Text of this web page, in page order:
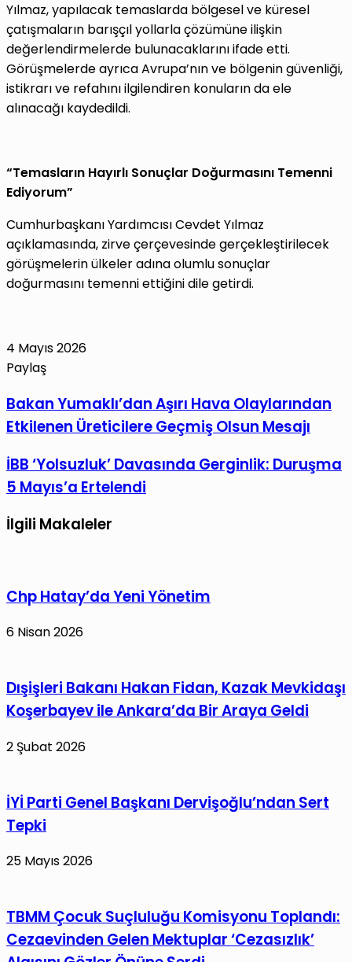
Yılmaz, yapılacak temaslarda bölgesel ve küresel
çatışmaların barışçıl yollarla çözümüne ilişkin
değerlendirmelerde bulunacaklarını ifade etti.
Görüşmelerde ayrıca Avrupa’nın ve bölgenin güvenliği,
istikrarı ve refahını ilgilendiren konuların da ele
alınacağı kaydedildi.
“Temasların Hayırlı Sonuçlar Doğurmasını Temenni
Ediyorum”
Cumhurbaşkanı Yardımcısı Cevdet Yılmaz
açıklamasında, zirve çerçevesinde gerçekleştirilecek
görüşmelerin ülkeler adına olumlu sonuçlar
doğurmasını temenni ettiğini dile getirdi.
4 Mayıs 2026
Paylaş
Posta
ile
Bakan
Yumaklı’dan
Hava
Olaylarından
Etkilenen
Üreticilere
Geçmiş
Bakan Yumaklı’dan Aşırı Hava Olaylarından
Etkilenen Üreticilere Geçmiş Olsun Mesajı
İBB
‘Yolsuzluk’
Davasında
Gerginlik:
Ertelendi
İBB ‘Yolsuzluk’ Davasında Gerginlik: Duruşma
5 Mayıs’a Ertelendi
İlgili Makaleler
Chp Hatay’da Yeni Yönetim
6 Nisan 2026
Dışişleri Bakanı Hakan Fidan, Kazak Mevkidaşı
Koşerbayev ile Ankara’da Bir Araya Geldi
2 Şubat 2026
İYİ Parti Genel Başkanı Dervişoğlu’ndan Sert
Tepki
25 Mayıs 2026
TBMM Çocuk Suçluluğu Komisyonu Toplandı:
Cezaevinden Gelen Mektuplar ‘Cezasızlık’